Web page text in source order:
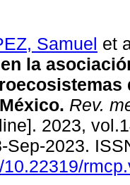
Samuel et
la
Rev.
2023,
Sep-2023.